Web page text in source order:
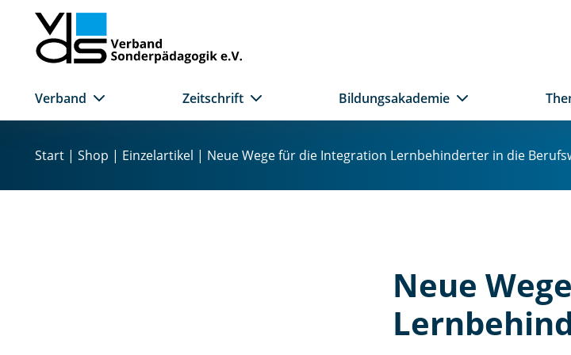
I
Verband Zeitschrift Bildungsakademie
Start | Shop | Einzelartikel | Neue Wege für die Integration Lernbehinderter in die
Neue
e
fü
di
In
at
io
n